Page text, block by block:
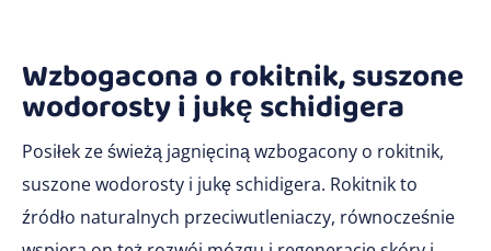
Wzbogacona o rokitnik, suszone
wodorosty i jukę schidigera
Posiłek ze świeżą jagnięciną wzbogacony o rokitnik,
suszone wodorosty i jukę schidigera. Rokitnik to
źródło naturalnych przeciwutleniaczy, równocześnie